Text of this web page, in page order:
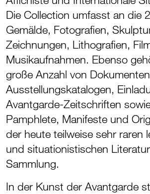
Die Collection umfasst an die
Gemälde, Fotografien,
Zeichnungen, Lithografien,
Musikaufnahmen. Ebenso
große Anzahl von
Ausstellungskatalogen,
Avantgarde-Zeitschriften
Pamphlete, Manifeste und
der heute teilweise sehr raren
und situationistischen
Sammlung.
In der Kunst der Avantgarde